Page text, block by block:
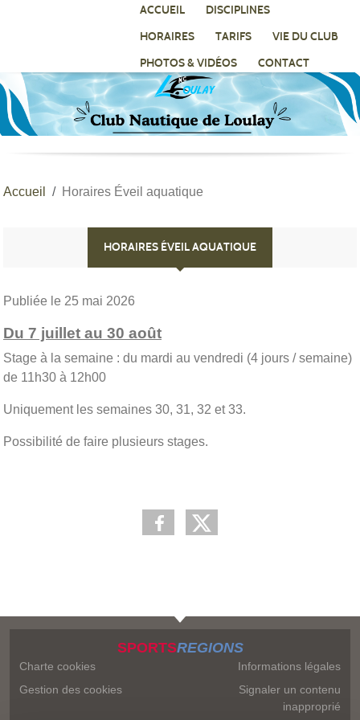
ACCUEIL
DISCIPLINES
HORAIRES
TARIFS
VIE DU CLUB
PHOTOS & VIDÉOS
CONTACT
Accueil Horaires Éveil aquatique
HORAIRES ÉVEIL AQUATIQUE
Publiée le 25 mai 2026
Du 7 juillet au 30 août
Stage à la semaine : du mardi au vendredi (4 jours / semaine)
de 11h30 à 12h00
Uniquement les semaines 30, 31, 32 et 33.
Possibilité de faire plusieurs stages.
SPORTSREGIONS
Charte cookies
Gestion des cookies
Informations légales
Signaler un contenu
inapproprié
Panneau de gestion des cookies